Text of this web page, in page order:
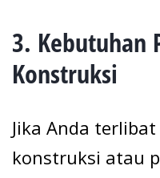
3. Kebutuhan
Konstruksi
Jika Anda
konstruksi atau